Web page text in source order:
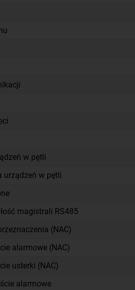
w pętli
urządzeń w pętli
magistrali RS485
(NAC)
alarmowe (NAC)
usterki (NAC)
alarmowe